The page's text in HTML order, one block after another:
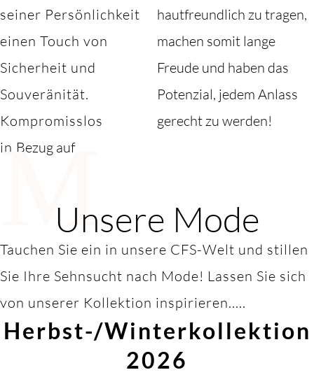
seiner Persönlichkeit
einen Touch von
Sicherheit und
Souveränität.
Kompromisslos
in Bezug auf
hautfreundlich zu tragen,
machen somit lange
Freude und haben das
Potenzial, jedem Anlass
gerecht zu werden!
MUnsere Mode
Tauchen Sie ein in unsere CFS-Welt und stillen
Sie Ihre Sehnsucht nach Mode! Lassen Sie sich
von unserer Kollektion inspirieren.....
Herbst-/Winterkollektion
2026